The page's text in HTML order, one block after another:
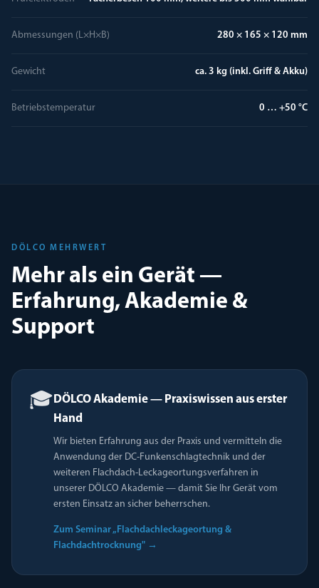
Abmessungen (L×H×B) 280 × 165 × 120 mm
Gewicht ca. 3 kg (inkl. Griff & Akku)
Betriebstemperatur 0 … +50 °C
DÖLCO MEHRWERT
Mehr als ein Gerät —
Erfahrung, Akademie &
Support
🎓DÖLCO Akademie — Praxiswissen aus erster
Hand
Wir bieten Erfahrung aus der Praxis und vermitteln die
Anwendung der DC-Funkenschlagtechnik und der
weiteren Flachdach-Leckageortungsverfahren in
unserer DÖLCO Akademie — damit Sie Ihr Gerät vom
ersten Einsatz an sicher beherrschen.
Zum Seminar „Flachdachleckageortung &
Flachdachtrocknung" →